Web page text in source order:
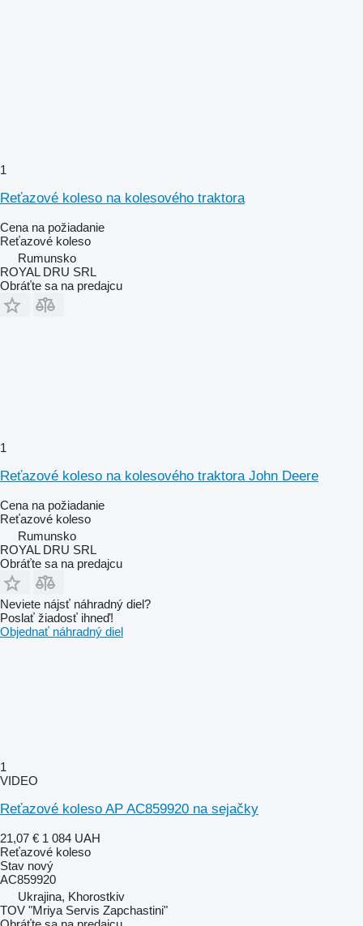
1
Reťazové koleso na kolesového traktora
Cena na požiadanie
Reťazové koleso
Rumunsko
ROYAL DRU SRL
Obráťte sa na predajcu
1
Reťazové koleso na kolesového traktora John Deere
Cena na požiadanie
Reťazové koleso
Rumunsko
ROYAL DRU SRL
Obráťte sa na predajcu
Neviete nájsť náhradný diel?
Poslať žiadosť ihneď!
Objednať náhradný diel
1
VIDEO
Reťazové koleso AP AC859920 na sejačky
21,07 € 1 084 UAH
Reťazové koleso
Stav nový
AC859920
Ukrajina, Khorostkiv
TOV "Mriya Servis Zapchastini"